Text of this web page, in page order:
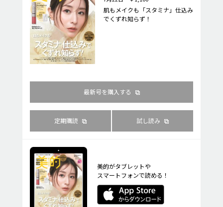
肌もメイクも「スタミナ」仕込み
でくずれ知らず！
最新号を購入する
定期購読 試し読み
美的がタブレットや
スマートフォンで読める！